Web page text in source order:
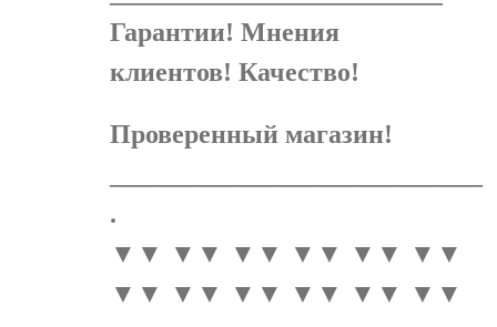
Гарантии! Мнения
клиентов! Качество!
Проверенный магазин!
.
▼▼ ▼▼ ▼▼ ▼▼ ▼▼ ▼▼
▼▼ ▼▼ ▼▼ ▼▼ ▼▼ ▼▼